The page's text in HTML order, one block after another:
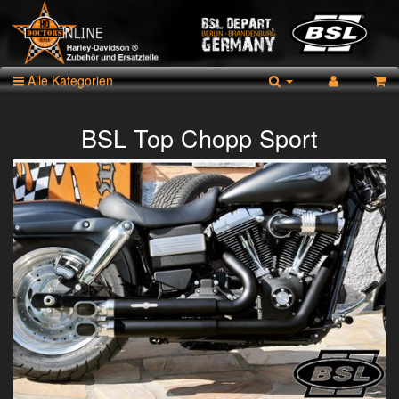
Alle Kategorien
BSL Top Chopp Sport